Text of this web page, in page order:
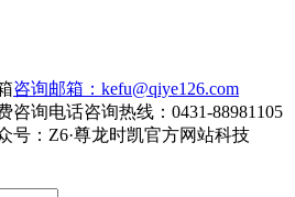
咨询邮箱：kefu@qiye126.com
咨询热线：0431-88981105
号：Z6·尊龙时凯官方网站科技